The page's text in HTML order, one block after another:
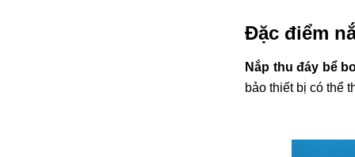
Đặc điểm
Nắp thu đáy bể
bảo thiết bị có thể